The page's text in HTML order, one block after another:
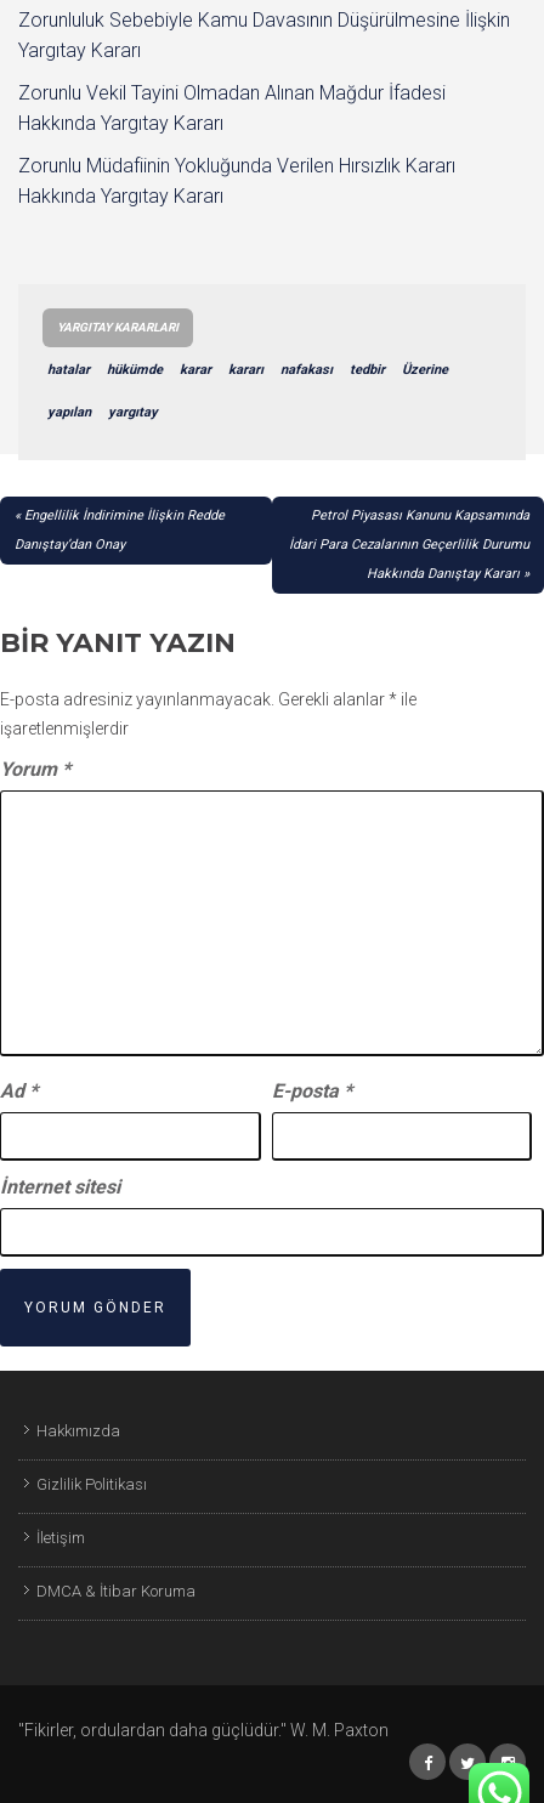
Zorunluluk Sebebiyle Kamu Davasının Düşürülmesine İlişkin
Yargıtay Kararı
Zorunlu Vekil Tayini Olmadan Alınan Mağdur İfadesi
Hakkında Yargıtay Kararı
Zorunlu Müdafiinin Yokluğunda Verilen Hırsızlık Kararı
Hakkında Yargıtay Kararı
YARGITAY KARARLARI
hatalar hükümde karar kararı nafakası tedbir Üzerine
yapılan yargıtay
YAZI
GEZINMESI
Engellilik İndirimine İlişkin Redde
Danıştay’dan Onay
Petrol Piyasası Kanunu Kapsamında
İdari Para Cezalarının Geçerlilik Durumu
Hakkında Danıştay Kararı
BIR YANIT YAZIN
E-posta adresiniz yayınlanmayacak. Gerekli alanlar* ile
işaretlenmişlerdir
Yorum *
Ad * E-posta *
İnternet sitesi
Hakkımızda
Gizlilik Politikası
İletişim
DMCA & İtibar Koruma
"Fikirler, ordulardan daha güçlüdür." W. M. Paxton